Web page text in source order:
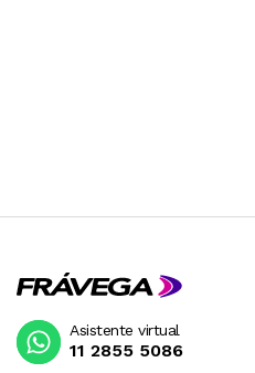
Asistente virtual
11 2855 5086